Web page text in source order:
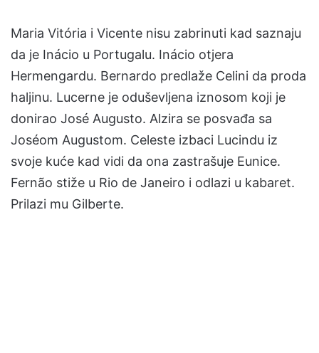
Maria Vitória i Vicente nisu zabrinuti kad saznaju
da je Inácio u Portugalu. Inácio otjera
Hermengardu. Bernardo predlaže Celini da proda
haljinu. Lucerne je oduševljena iznosom koji je
donirao José Augusto. Alzira se posvađa sa
Joséom Augustom. Celeste izbaci Lucindu iz
svoje kuće kad vidi da ona zastrašuje Eunice.
Fernão stiže u Rio de Janeiro i odlazi u kabaret.
Prilazi mu Gilberte.